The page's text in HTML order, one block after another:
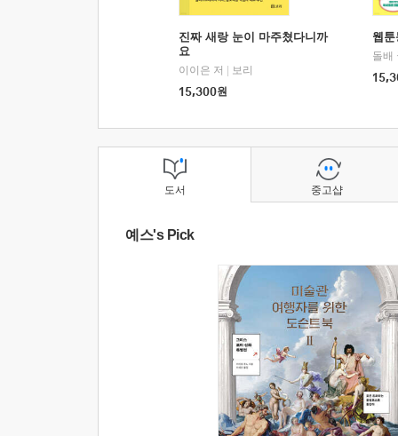
진짜 새랑 눈이 마주쳤다니까
요
이이은 저
보리
15,300원
웹
돌배
도서
예스's Pick
중고샵